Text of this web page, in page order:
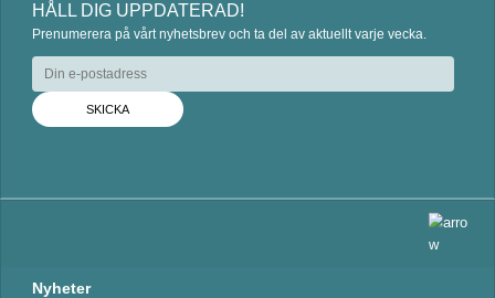
n
k
n
c
e
o
o
k
a
i
HÅLL DIG UPPDATERAD!
Prenumerera på vårt nyhetsbrev och ta del av aktuellt varje vecka.
Nyheter